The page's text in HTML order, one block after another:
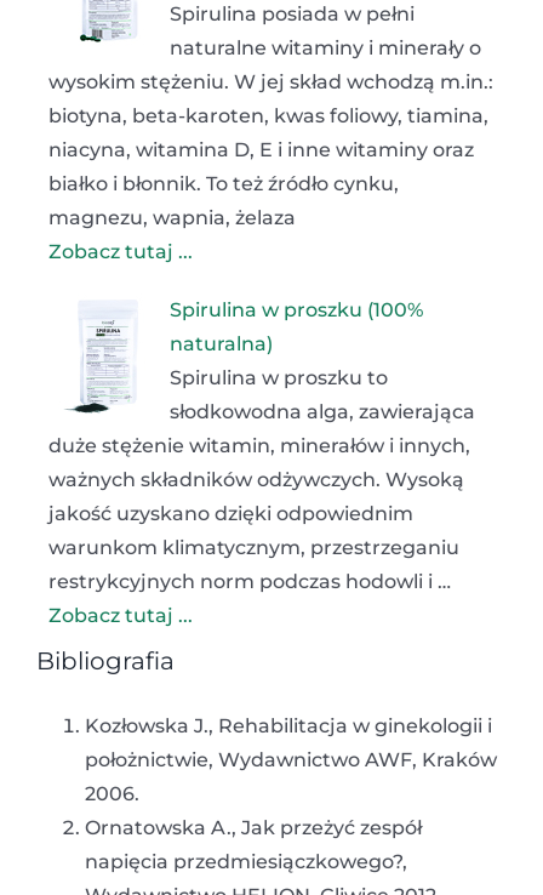
Spirulina posiada w pełni
naturalne witaminy i minerały o
wysokim stężeniu. W jej skład wchodzą m.in.:
biotyna, beta-karoten, kwas foliowy, tiamina,
niacyna, witamina D, E i inne witaminy oraz
białko i błonnik. To też źródło cynku,
magnezu, wapnia, żelaza
Zobacz tutaj ...
Spirulina w proszku (100%
naturalna)
Spirulina w proszku to
słodkowodna alga, zawierająca
duże stężenie witamin, minerałów i innych,
ważnych składników odżywczych. Wysoką
jakość uzyskano dzięki odpowiednim
warunkom klimatycznym, przestrzeganiu
restrykcyjnych norm podczas hodowli i …
Zobacz tutaj ...
Bibliografia
Kozłowska J., Rehabilitacja w ginekologii i
położnictwie, Wydawnictwo AWF, Kraków
2006.
Ornatowska A., Jak przeżyć zespół
napięcia przedmiesiączkowego?,